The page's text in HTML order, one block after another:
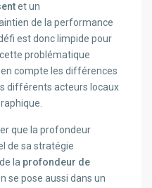
et un
de la performance
est donc limpide pour
problématique
compte les différences
différents acteurs locaux
que la profondeur
de sa stratégie
la profondeur de
se pose aussi dans un